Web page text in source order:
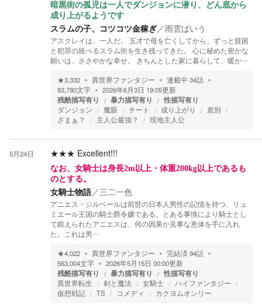
暗黒街の孤児は一人でダンジョンに潜り、どん底から
成り上がるようです
スラムの子、コツコツ金稼ぎ／雨雲ばいう
アスクレイは、一人だ。 五才で母を亡くしてから、ずっと貧困
と犯罪の統べるスラム街を生き残ってきた。 心に秘めた密かな
願いは、ささやかな幸せ。 きちんとした家に暮らして、暖か…
★3,332 異世界ファンタジー 連載中 34話
83,780文字 2026年6月3日 19:05更新
残酷描写有り 暴力描写有り 性描写有り
ダンジョン 魔眼 チート 成り上がり
差別
ざまぁ？
主人公最強？ 現地主人公
5月24日 ★★★ Excellent!!!
なお、女騎士は身長2m以上・体重200kg以上であるも
のとする。
女騎士物語／三二一色
アニエス・ジルベールは前世の日本人男性の記憶を持つ、リュ
ミエール王国の騎士爵令嬢である。とある事情により騎士とし
て鍛えられたアニエスは、何の因果か見事な恵体を手に入れ
た。これは男…
★4,022 異世界ファンタジー 完結済94話
563,004文字 2026年5月15日 00:00更新
残酷描写有り 暴力描写有り 性描写有り
異世界転生 剣と魔法 女騎士
ハイファンタジー
仮想戦記
TS コメディ カクヨムオンリー